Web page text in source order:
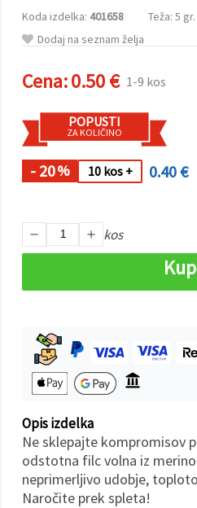
uporabo
vseh
piškotkov.
označite
preference z
izbiro
določene
vrste
piškotkov
in klikom
Sprejmi
Nastavitve
Koda izdelka: 401658 Teža: 5 gr.
Dodaj na seznam želja
Cena:0.50 € 1-9 kos
POPUSTI
ZA KOLIČINO
- 20% 10 kos + 0.40 €
kos
Opis izdelka
Ne sklepajte kompromisov
odstotna filc volna iz
neprimerljivo udobje,
Naročite prek spleta!